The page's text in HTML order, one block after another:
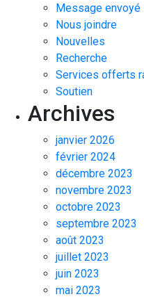
Message envoyé
Nous joindre
Nouvelles
Recherche
Services offerts
Soutien
Archives
janvier 2026
février 2024
décembre 2023
novembre 2023
octobre 2023
septembre 2023
août 2023
juillet 2023
juin 2023
mai 2023